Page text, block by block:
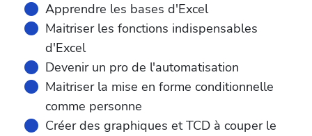
Apprendre les bases d'Excel
Maitriser les fonctions indispensables
d'Excel
Devenir un pro de l'automatisation
Maitriser la mise en forme conditionnelle
comme personne
Créer des graphiques et TCD à couper le